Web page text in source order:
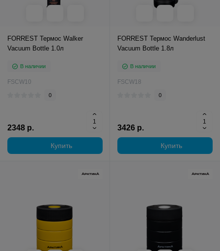
FORREST Термос Walker
Vacuum Bottle 1.0л
В наличии
FSCW10
0
2348 р.
Купить
FORREST Термос Wanderlust
Vacuum Bottle 1.8л
В наличии
FSCW18
0
3426 р.
Купить